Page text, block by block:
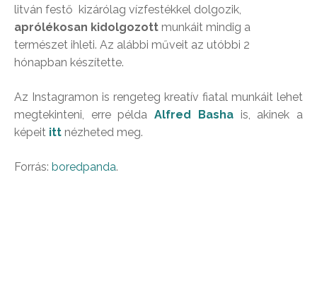
litván festő kizárólag vízfestékkel dolgozik,
aprólékosan kidolgozott munkáit mindig a
természet ihleti. Az alábbi műveit az utóbbi 2
hónapban készítette.
Az Instagramon is rengeteg kreatív fiatal munkáit lehet
megtekinteni, erre példaAlfred Basha is, akinek a
képeit itt nézheted meg.
Forrás: boredpanda.